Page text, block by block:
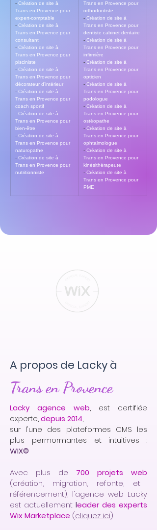
- Création de site à
Trans en Provence pour
expert-comptable
- Création de site à
Trans en Provence pour
consultant
- Création de site à
Trans en Provence pour
pisciniste
- Création de site à
Trans en Provence pour
décorateur d’intérieur
- Création de site à
Trans en Provence pour
coach sportif
- Création de site à
Trans en Provence pour
bien-être
- Création de site à
Trans en Provence pour
naturopathe
- Création de site à
Trans en Provence pour
nutritionniste
Trans en Provence pour
orthodontiste
- Création de site à
Trans en Provence pour
dentiste cabinet dentaire
- Création de site à
Trans en Provence pour
infirmière
- Création de site à
Trans en Provence pour
opticien
- Création de site à
Trans en Provence pour
podologue
- Création de site à
Trans en Provence pour
ostéopathe
- Création de site à
Trans en Provence pour
ophtalmologue
- Création de site à
Trans en Provence pour
kinésithérapeute
- Création de site à
Trans en Provence pour
PME
A propos de Lacky à
Trans en Provence
Lacky agence web, est certifiée
experte,depuis 2014,
sur l'une des plateformes CMS les
plus permormantes et intuitives :
WIX©
Avec plus de
700 projets web
(création, migration, refonte, et
référencement), l'agence web Lacky
est actuellement leader des experts
Wix Marketplace (cliquez ici).